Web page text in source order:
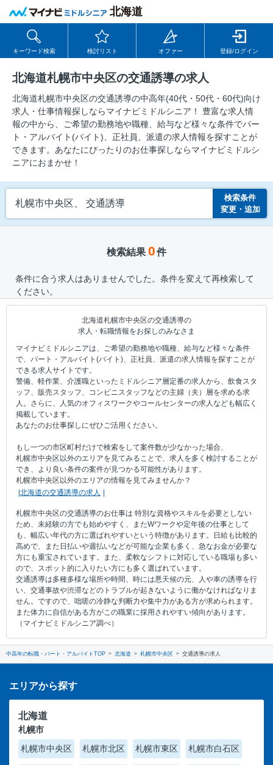
北海道
キーワード検索 検討リスト オファー 登録/ログイン
北海道札幌市中央区の交通誘導の求人
北海道札幌市中央区の交通誘導の中⾼年(40代・50代・60代)向け
求⼈・仕事情報探しならマイナビミドルシニア！ 豊富な求人情
報の中から、ご希望の勤務地や職種、給与など様々な条件でパー
ト・アルバイト(バイト)、正社員、派遣の求人情報を探すことが
できます。あなたにぴったりのお仕事探しならマイナビミドルシ
ニアにおまかせ！
札幌市中央区、 交通誘導
検索条件
変更・追加
検索結果 0件
条件に合う求人はありませんでした。条件を変えて再検索して
ください。
北海道札幌市中央区の交通誘導の
求人・転職情報をお探しのみなさま
マイナビミドルシニアは、ご希望の勤務地や職種、給与など様々な条件
で、パート・アルバイト(バイト)、正社員、派遣の求人情報を探すことが
できる求人サイトです。
警備、軽作業、介護職といったミドルシニア層定番の求人から、飲食スタ
ッフ、販売スタッフ、コンビニスタッフなどの主婦（夫）層を求める求
人。さらに、人気のオフィスワークやコールセンターの求人なども幅広く
掲載しています。
あなたのお仕事探しにぜひご活用ください。
もし一つの市区町村だけで検索をして案件数が少なかった場合、
札幌市中央区以外のエリアを見てみることで、求人を多く検討することが
でき、より良い条件の案件が見つかる可能性があります。
札幌市中央区以外のエリアの情報を見てみませんか？
北海道の交通誘導の求人
札幌市中央区の交通誘導のお仕事は 特別な資格やスキルを必要としない
ため、未経験の方でも始めやすく、またWワークや定年後の仕事として
も、幅広い年代の方に選ばれやすいという特徴があります。日給も比較的
高めで、また日払いや週払いなどが可能な企業も多く、急なお金が必要な
方にも重宝されています。また、柔軟なシフトに対応している職場も多い
ので、スポット的に入りたい方にも多く選ばれています。
交通誘導は多種多様な場所や時間、時には悪天候の元、人や車の誘導を行
い、交通事故や渋滞などのトラブルが起きないように働かなければなりま
せん。ですので、咄嗟の冷静な判断力や集中力がある方が求められます。
また体力に自信がある方がこの職業に採用されやすい傾向があります。
（マイナビミドルシニア調べ）
中高年の転職・パート・アルバイトTOP 北海道 札幌市中央区 交通誘導の求人
エリアから探す
北海道
札幌市
札幌市中央区
札幌市北区 札幌市東区 札幌市白石区